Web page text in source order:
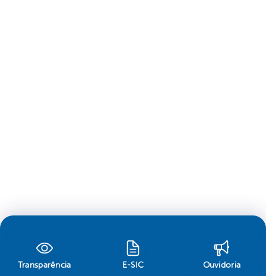
Transparência E-SIC Ouvidoria